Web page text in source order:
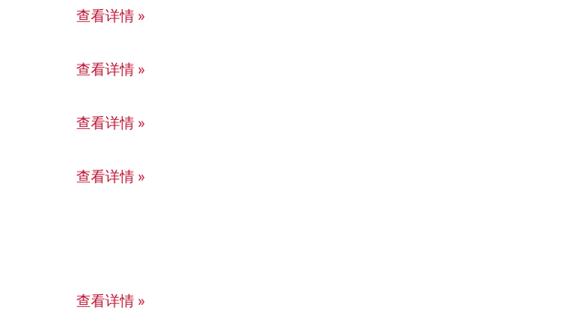
查看详情 »
查看详情 »
查看详情 »
查看详情 »
查看详情 »